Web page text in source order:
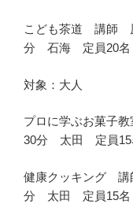
こども茶道 講師
分 石海 定員20名
対象：大人
プロに学ぶお菓
30分 太田 定員15
健康クッキング
分 太田 定員15名